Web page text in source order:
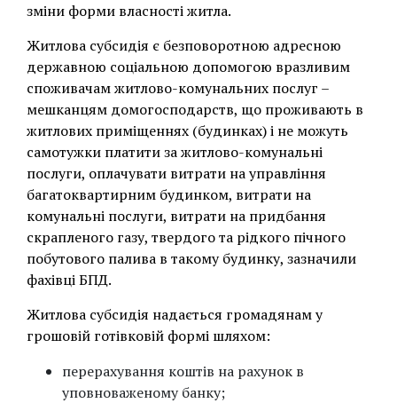
зміни форми власності житла.
Житлова субсидія є безповоротною адресною
державною соціальною допомогою вразливим
споживачам житлово-комунальних послуг –
мешканцям домогосподарств, що проживають в
житлових приміщеннях (будинках) і не можуть
самотужки платити за житлово-комунальні
послуги, оплачувати витрати на управління
багатоквартирним будинком, витрати на
комунальні послуги, витрати на придбання
скрапленого газу, твердого та рідкого пічного
побутового палива в такому будинку, зазначили
фахівці БПД.
Житлова субсидія надається громадянам у
грошовій готівковій формі шляхом:
перерахування коштів на рахунок в
уповноваженому банку;